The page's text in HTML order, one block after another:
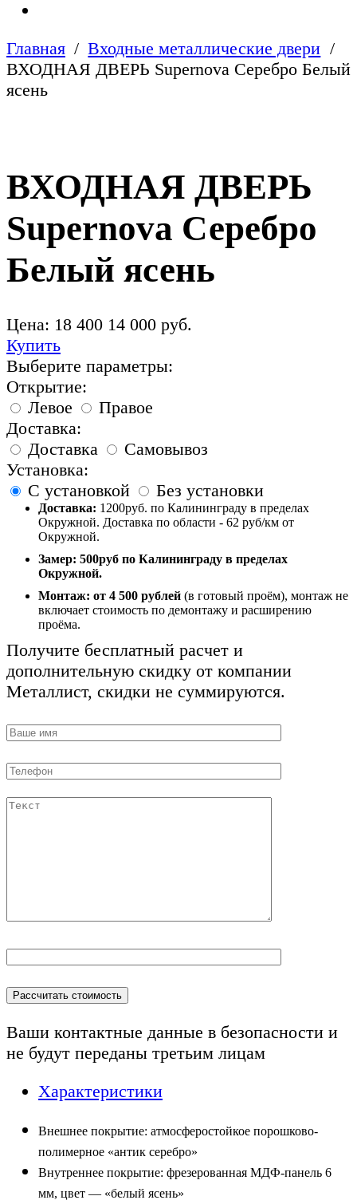
Главная
Входные металлические двери
ВХОДНАЯ ДВЕРЬ Supernova Серебро Белый
ясень
ВХОДНАЯ ДВЕРЬ
Supernova Серебро
Белый ясень
Цена: 18 400 14 000 руб.
Купить
Выберите параметры:
Открытие:
Левое
Правое
Доставка:
Доставка
Самовывоз
Установка:
С установкой
Без установки
Доставка: 1200руб. по Калининграду в пределах
Окружной. Доставка по области - 62 руб/км от
Окружной.
Замер: 500руб по Калининграду в пределах
Окружной.
Монтаж: от 4 500 рублей (в готовый проём), монтаж не
включает стоимость по демонтажу и расширению
проёма.
Получите бесплатный расчет и
дополнительную скидку от компании
Металлист, скидки не суммируются.
Ваши контактные данные в безопасности и
не будут переданы третьим лицам
Характеристики
Внешнее покрытие: атмосферостойкое порошково-
полимерное «антик серебро»
Внутреннее покрытие: фрезерованная МДФ-панель 6
мм, цвет — «белый ясень»